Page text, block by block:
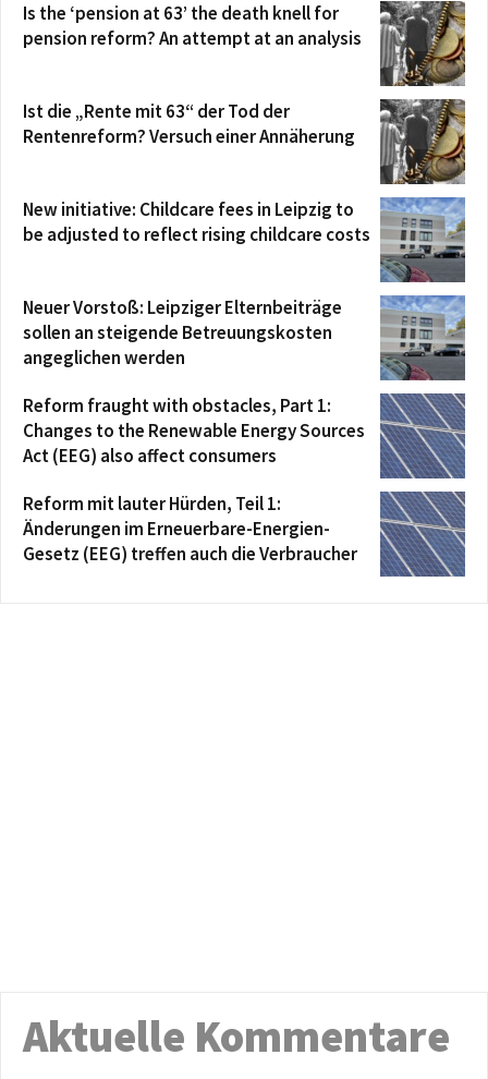
Is the ‘pension at 63’ the death knell for
pension reform? An attempt at an analysis
Ist die „Rente mit 63“ der Tod der
Rentenreform? Versuch einer Annäherung
New initiative: Childcare fees in Leipzig to
be adjusted to reflect rising childcare costs
Neuer Vorstoß: Leipziger Elternbeiträge
sollen an steigende Betreuungskosten
angeglichen werden
Reform fraught with obstacles, Part 1:
Changes to the Renewable Energy Sources
Act (EEG) also affect consumers
Reform mit lauter Hürden, Teil 1:
Änderungen im Erneuerbare-Energien-
Gesetz (EEG) treffen auch die Verbraucher
Aktuelle Kommentare